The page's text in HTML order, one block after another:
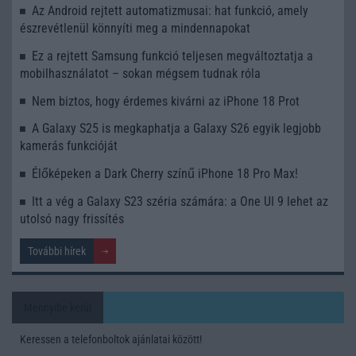
Az Android rejtett automatizmusai: hat funkció, amely
észrevétlenül könnyíti meg a mindennapokat
Ez a rejtett Samsung funkció teljesen megváltoztatja a
mobilhasználatot – sokan mégsem tudnak róla
Nem biztos, hogy érdemes kivárni az iPhone 18 Prot
A Galaxy S25 is megkaphatja a Galaxy S26 egyik legjobb
kamerás funkcióját
Élőképeken a Dark Cherry színű iPhone 18 Pro Max!
Itt a vég a Galaxy S23 széria számára: a One UI 9 lehet az
utolsó nagy frissítés
További hírek
Keressen a telefonboltok ajánlatai között!